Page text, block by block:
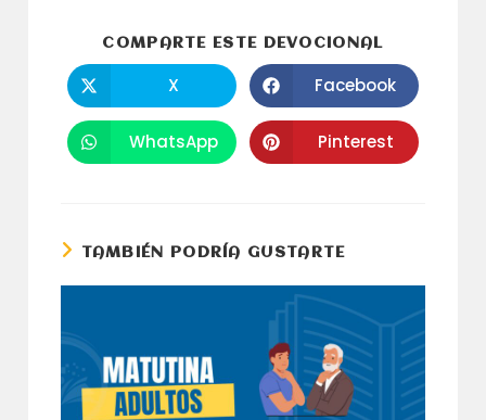
COMPARTE ESTE DEVOCIONAL
abre
en
una
nueva
ventana
X Se
abre
en
una
nueva
ventana
Facebook
Se
abre
WhatsApp Se
abre
Pinterest
TAMBIÉN PODRÍA GUSTARTE